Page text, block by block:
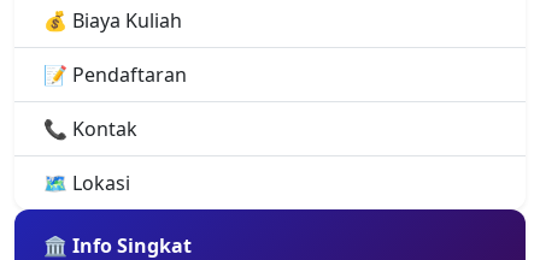
💰 Biaya Kuliah
📝 Pendaftaran
📞 Kontak
🗺️ Lokasi
🏛️ Info Singkat